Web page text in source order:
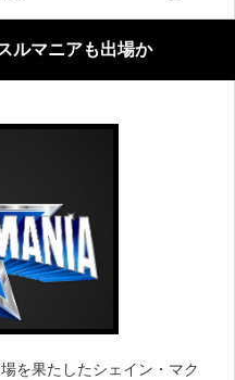
in an Elimination
ルマニアも出場か
を果たしたシェイン・マク